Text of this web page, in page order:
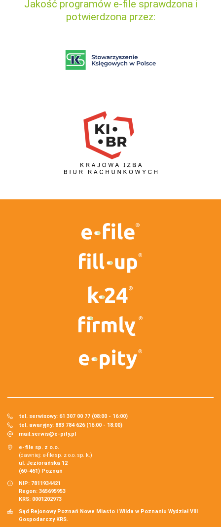
Jakość programów e-file sprawdzona i
potwierdzona przez:
tel. serwisowy: 61 307 00 77 (08:00 - 16:00)
tel. awaryjny: 883 784 626 (16:00 - 18:00)
mail:serwis@e-pity.pl
e-file sp. z o.o.
(dawniej: e-file sp. z o.o. sp. k.)
ul. Jeziorańska 12
(60-461) Poznań
NIP: 7811934421
Regon: 365695953
KRS: 0001202973
Sąd Rejonowy Poznań Nowe Miasto i Wilda w Poznaniu Wydział VIII
Gospodarczy KRS.